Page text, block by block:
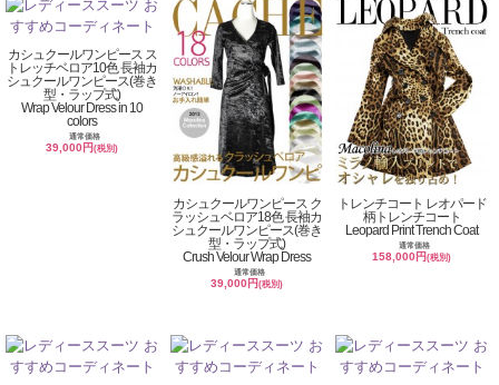
カシュクールワンピース ス
トレッチベロア10色 長袖カ
シュクールワンピース(巻き
型・ラップ式)
Wrap Velour Dress in 10
colors
通常価格
39,000円(税別)
カシュクールワンピース ク
ラッシュベロア18色 長袖カ
シュクールワンピース(巻き
型・ラップ式)
Crush Velour Wrap Dress
通常価格
39,000円(税別)
トレンチコート レオパード
柄トレンチコート
Leopard Print Trench Coat
通常価格
158,000円(税別)